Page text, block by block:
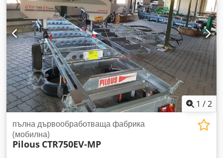
1 /2
пълна дървообработваща фабрика
(мобилна)
Pilous CTR750EV-MP